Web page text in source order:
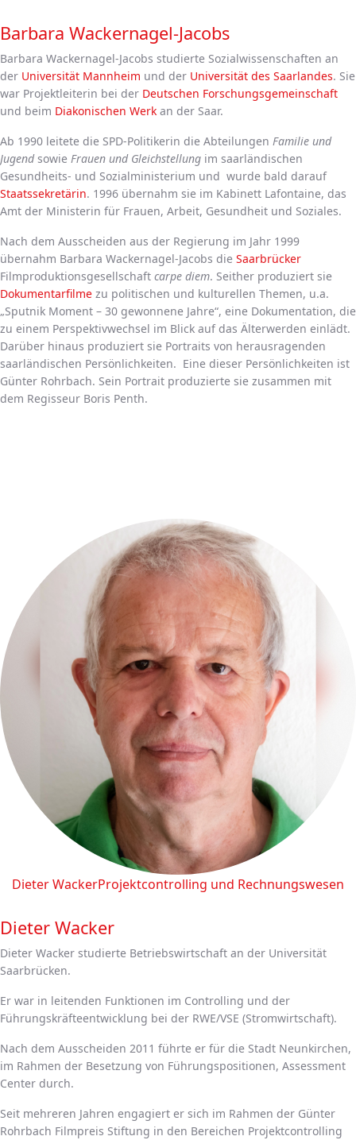
Barbara Wackernagel-Jacobs
Barbara Wackernagel-Jacobs studierte Sozialwissenschaften an
der Universität Mannheim und der Universität des Saarlandes. Sie
war Projektleiterin bei der Deutschen Forschungsgemeinschaft
und beim Diakonischen Werk an der Saar.
Ab 1990 leitete die SPD-Politikerin die Abteilungen Familie und
Jugendsowie Frauen und Gleichstellung im saarländischen
Gesundheits- und Sozialministerium und wurde bald darauf
Staatssekretärin. 1996 übernahm sie im Kabinett Lafontaine, das
Amt der Ministerin für Frauen, Arbeit, Gesundheit und Soziales.
Nach dem Ausscheiden aus der Regierung im Jahr 1999
übernahm Barbara Wackernagel-Jacobs die Saarbrücker
Filmproduktionsgesellschaft carpe diem. Seither produziert sie
Dokumentarfilme zu politischen und kulturellen Themen, u.a.
„Sputnik Moment – 30 gewonnene Jahre“, eine Dokumentation, die
zu einem Perspektivwechsel im Blick auf das Älterwerden einlädt.
Darüber hinaus produziert sie Portraits von herausragenden
saarländischen Persönlichkeiten. Eine dieser Persönlichkeiten ist
Günter Rohrbach. Sein Portrait produzierte sie zusammen mit
dem Regisseur Boris Penth.
Dieter WackerProjektcontrolling und Rechnungswesen
Dieter Wacker
Dieter Wacker studierte Betriebswirtschaft an der Universität
Saarbrücken.
Er war in leitenden Funktionen im Controlling und der
Führungskräfteentwicklung bei der RWE/VSE (Stromwirtschaft).
Nach dem Ausscheiden 2011 führte er für die Stadt Neunkirchen,
im Rahmen der Besetzung von Führungspositionen, Assessment
Center durch.
Seit mehreren Jahren engagiert er sich im Rahmen der Günter
Rohrbach Filmpreis Stiftung in den Bereichen Projektcontrolling